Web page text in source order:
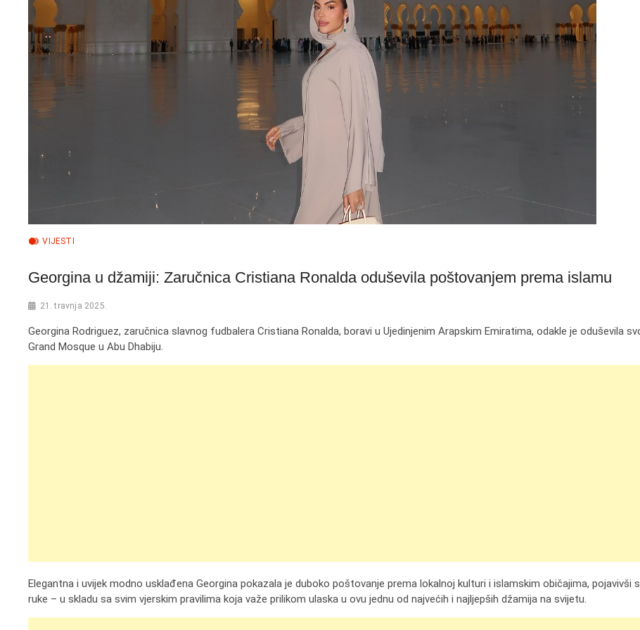
VIJESTI
Georgina u džamiji: Zaručnica Cristiana Ronalda oduševila poštovanjem prema islamu
21. travnja 2025.
Georgina Rodriguez, zaručnica slavnog fudbalera Cristiana Ronalda, boravi u Ujedinjenim Arapskim Emiratima, odakle je oduševila
Grand Mosque u Abu Dhabiju.
Elegantna i uvijek modno usklađena Georgina pokazala je duboko poštovanje prema lokalnoj kulturi i islamskim običajima, pojavivši
ruke – u skladu sa svim vjerskim pravilima koja važe prilikom ulaska u ovu jednu od najvećih i najljepših džamija na svijetu.